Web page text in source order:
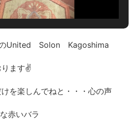
United Solon Kagoshima
ります✌
を楽しんでねと・・・心の声
赤いバラ